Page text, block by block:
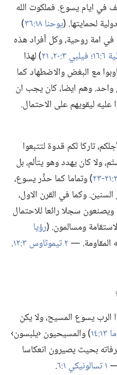
في ايام يسوع.‏ فملكوت الله
لحمايتها.‏ (‏يوحنا ١٨:‏٣٦
‏)‏
امة روحية،‏ وكل أفراد هذه
فيلبي ٣:‏٢٠،‏ ٢١
‏)‏ لهذا
مع البغض والاضطهاد كما
وهم ايضا،‏ كان يجب ان
عليه ليقويهم على الاحتمال.‏
تاركا لكم قدوة لتتبعوا
ولا كان يهدد وهو يتألم،‏ بل
‏)‏ وتماما كما حذَّر يسوع،‏
وكما في القرن الاول،‏
سجلا رائعا للاحتمال
ومسالمون.‏ (‏رؤيا
المقاومة.‏ —‏٢ تيموثاوس ٣:‏١٢
‏.‏
يسوع المسيح،‏ ولا يكن
‏)‏ والمسيحيون ‹يلبسون›
بحيث يصيرون انعكاسا
—‏١ تسالونيكي ١:‏٦ ‏.‏